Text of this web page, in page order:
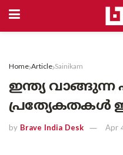
Home Article Sainikam
ഇന്ത്യ വാങ്ങുന്ന
പ്രത്യേകതകൾ
by Brave India Desk Apr